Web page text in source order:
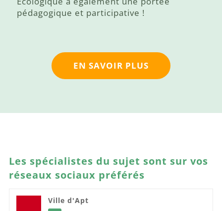
pédagogique et participative !
EN SAVOIR PLUS
Les spécialistes du sujet sont sur vos
réseaux sociaux préférés
Ville d'Apt